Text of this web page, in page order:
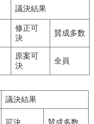
議決結果
修正可
決
賛成多数
原案可
決
全員
議決結果
可決 賛成多数